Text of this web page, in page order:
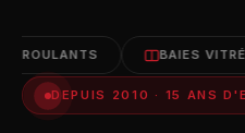
BAIES VITRÉES
DEPUIS 2010 · 15 ANS